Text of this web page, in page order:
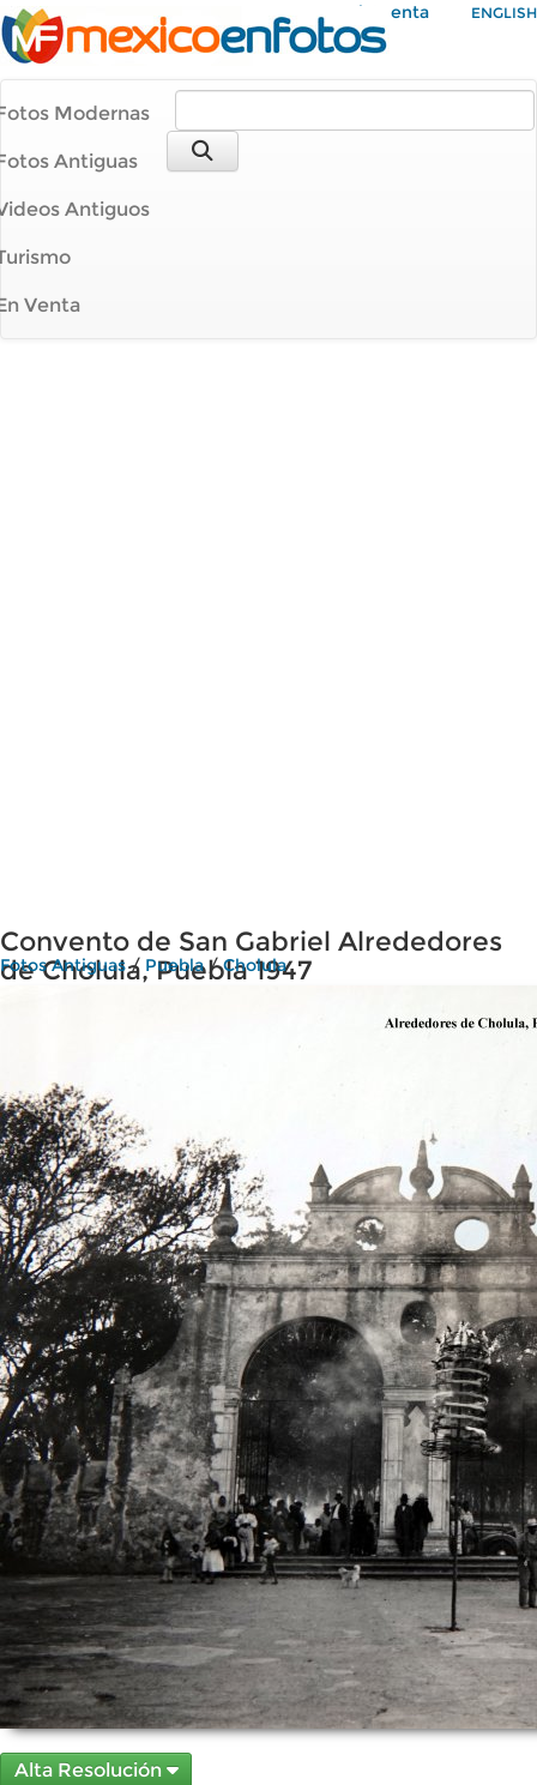
Mi Cuenta ENGLISH
Modernas
Antiguas
Antiguos
Venta
Convento de San Gabriel Alrededores
de Cholula, Puebla 1947
Fotos Antiguas/ Puebla/Cholula
Alta Resolución